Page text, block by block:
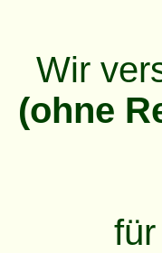
Wir
(ohne